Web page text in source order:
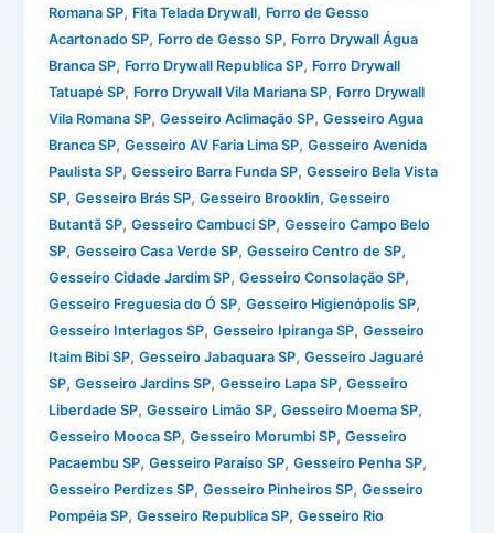
Romana SP, Fita Telada Drywall, Forro de Gesso
Acartonado SP, Forro de Gesso SP, Forro Drywall Água
Branca SP, Forro Drywall Republica SP, Forro Drywall
Tatuapé SP, Forro Drywall Vila Mariana SP, Forro Drywall
Vila Romana SP,Gesseiro Aclimação SP,Gesseiro Agua
Branca SP,Gesseiro AV Faria Lima SP,Gesseiro Avenida
Paulista SP,Gesseiro Barra Funda SP,Gesseiro Bela Vista
SP,Gesseiro Brás SP,Gesseiro Brooklin,Gesseiro
Butantã SP,Gesseiro Cambuci SP,Gesseiro Campo Belo
SP,Gesseiro Casa Verde SP,Gesseiro Centro de SP,
Gesseiro Cidade Jardim SP,Gesseiro Consolação SP,
Gesseiro Freguesia do Ó SP,Gesseiro Higienópolis SP,
Gesseiro Interlagos SP,Gesseiro Ipiranga SP,Gesseiro
Itaim Bibi SP,Gesseiro Jabaquara SP,Gesseiro Jaguaré
SP,Gesseiro Jardins SP,Gesseiro Lapa SP,Gesseiro
Liberdade SP,Gesseiro Limão SP,Gesseiro Moema SP,
Gesseiro Mooca SP,Gesseiro Morumbi SP,Gesseiro
Pacaembu SP,Gesseiro Paraíso SP,Gesseiro Penha SP,
Gesseiro Perdizes SP,Gesseiro Pinheiros SP,Gesseiro
Pompéia SP,Gesseiro Republica SP,Gesseiro Rio